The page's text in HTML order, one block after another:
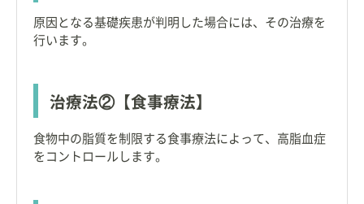
原因となる基礎疾患が判明した場合には、その治療を
行います。
治療法②【食事療法】
食物中の脂質を制限する食事療法によって、高脂血症
をコントロールします。